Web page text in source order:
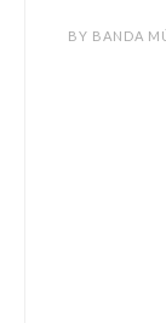
BY BANDA